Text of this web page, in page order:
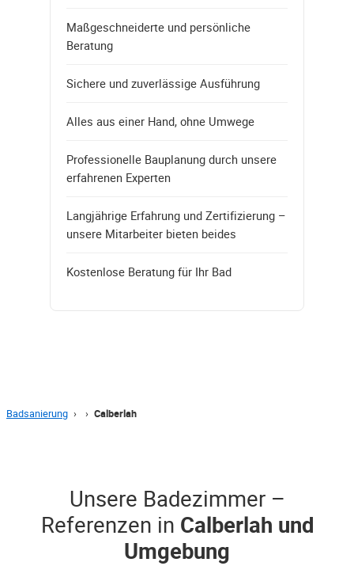
Maßgeschneiderte und persönliche
Beratung
Sichere und zuverlässige Ausführung
Alles aus einer Hand, ohne Umwege
Professionelle Bauplanung durch unsere
erfahrenen Experten
Langjährige Erfahrung und Zertifizierung –
unsere Mitarbeiter bieten beides
Kostenlose Beratung für Ihr Bad
Badsanierung › › Calberlah
Unsere Badezimmer –
Referenzen in Calberlah und
Umgebung